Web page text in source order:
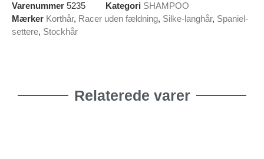
Varenummer 5235 Kategori SHAMPOO
Mærker Korthår, Racer uden fældning, Silke-langhår, Spaniel-
settere, Stockhår
Relaterede varer